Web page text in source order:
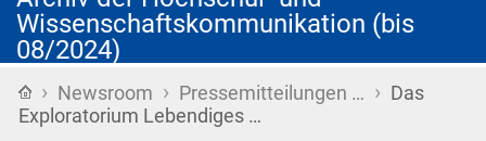
Wissenschaftskommunikation (bis
08/2024)
Startseite
› Newsroom › Pressemitteilungen … › Das
Exploratorium Lebendiges …